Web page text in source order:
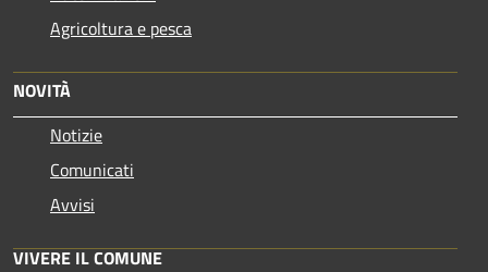
Agricoltura e pesca
NOVITÀ
Notizie
Comunicati
Avvisi
VIVERE IL COMUNE